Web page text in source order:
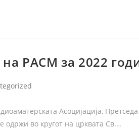
РАСМ за 2022
Асоцијација,
одржи во кругот на црквата Св.…